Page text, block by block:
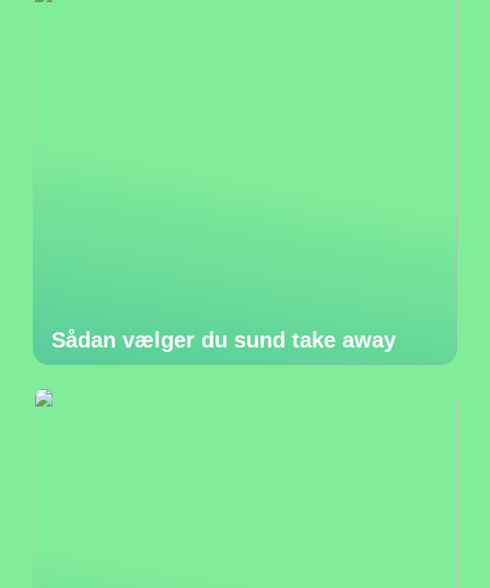
Sådan vælger du sund take away